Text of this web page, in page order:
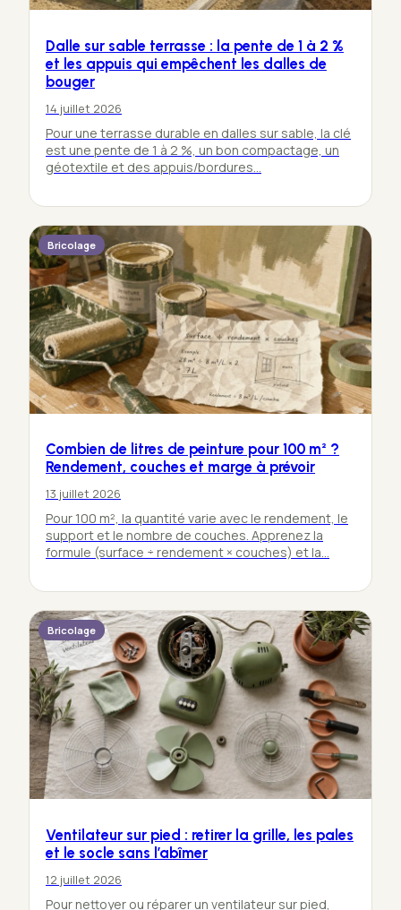
Dalle sur sable terrasse : la pente de 1 à 2 %
et les appuis qui empêchent les dalles de
bouger
14 juillet 2026
Pour une terrasse durable en dalles sur sable, la clé
est une pente de 1 à 2 %, un bon compactage, un
géotextile et des appuis/bordures…
Bricolage
Combien de litres de peinture pour 100 m² ?
Rendement, couches et marge à prévoir
13 juillet 2026
Pour 100 m², la quantité varie avec le rendement, le
support et le nombre de couches. Apprenez la
formule (surface ÷ rendement × couches) et la…
Bricolage
Ventilateur sur pied : retirer la grille, les pales
et le socle sans l’abîmer
12 juillet 2026
Pour nettoyer ou réparer un ventilateur sur pied,